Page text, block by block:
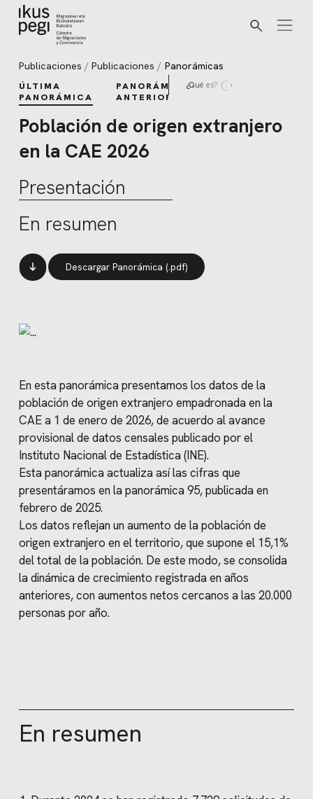
Ir directamente al contenido
Buscar
Publicaciones Publicaciones Panorámicas
ÚLTIMA
PANORÁMICA
PANORÁMICAS
ANTERIORES
¿Qué es?
Población de origen extranjero
en la CAE 2026
Presentación
En resumen
Descargar Panorámica (.pdf)
En esta panorámica presentamos los datos de la
población de origen extranjero empadronada en la
CAE a 1 de enero de 2026, de acuerdo al avance
provisional de datos censales publicado por el
Instituto Nacional de Estadística (INE).
Esta panorámica actualiza así las cifras que
presentáramos en la panorámica 95, publicada en
febrero de 2025.
Los datos reflejan un aumento de la población de
origen extranjero en el territorio, que supone el 15,1%
del total de la población. De este modo, se consolida
la dinámica de crecimiento registrada en años
anteriores, con aumentos netos cercanos a las 20.000
personas por año.
En resumen